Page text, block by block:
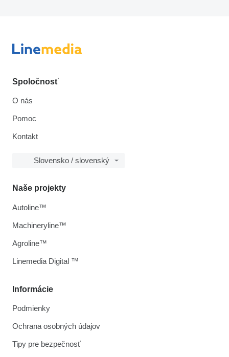
Spoločnosť
O nás
Pomoc
Kontakt
Slovensko / slovenský
Informácie
Podmienky
Ochrana osobných údajov
Tipy pre bezpečnosť
Naše projekty
Autoline™
Machineryline™
Agroline™
Linemedia Digital ™